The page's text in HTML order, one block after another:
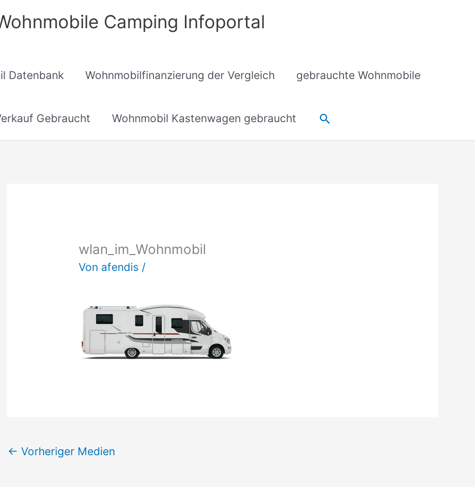
Camping Infoportal
Datenbank Wohnmobilfinanzierung der Vergleich gebrauchte Wohnmobile
Gebraucht Wohnmobil Kastenwagen gebraucht Suchen
wlan_im_Wohnmobil
Von afendis /
← Vorheriger Medien